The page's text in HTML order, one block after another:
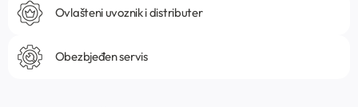
Ovlašteni uvoznik i distributer
Obezbjeđen servis